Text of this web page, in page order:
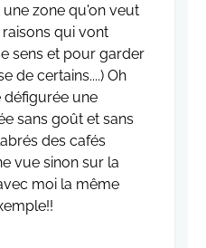
zone qu'on veut
qui vont
sens et pour garder
de certains....) Oh
défigurée une
sans goût et sans
des cafés
vue sinon sur la
moi la même